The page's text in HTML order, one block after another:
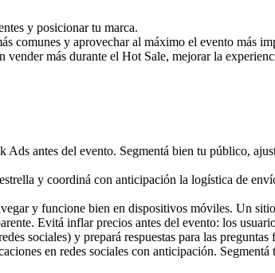
y posicionar tu marca.
comunes y aprovechar al máximo el evento más
más durante el Hot Sale, mejorar la
antes del evento. Segmentá bien tu público,
y coordiná con anticipación la logística de
y funcione bien en dispositivos móviles. Un
Evitá inflar precios antes del evento: los
sociales) y prepará respuestas para las
en redes sociales con anticipación. Segmentá